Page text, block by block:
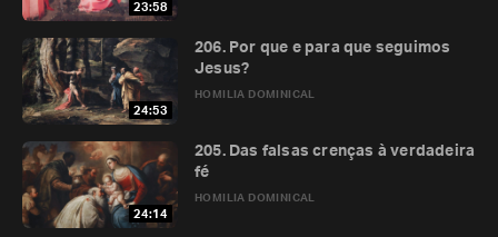
23:58
24:53
HOMILIA DOMINICAL
206. Por que e para que seguimos
Jesus?
24:14
HOMILIA DOMINICAL
205. Das falsas crenças à verdadeira
fé